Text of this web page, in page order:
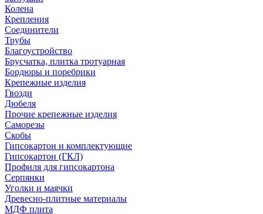
Колена
Крепления
Соединители
Трубы
Благоустройство
Брусчатка, плитка тротуарная
Бордюры и поребрики
Крепежные изделия
Гвозди
Дюбеля
Прочие крепежные изделия
Саморезы
Скобы
Гипсокартон и комплектующие
Гипсокартон (ГКЛ)
Профиля для гипсокартона
Серпянки
Уголки и маячки
Древесно-плитные материалы
МДФ плита